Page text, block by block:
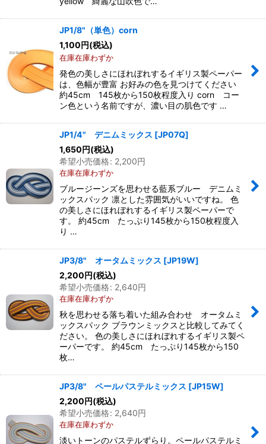
JP1/8"（単色）corn
1,100円(税込)
在庫在庫わずか
発色の美しさにほれぼれするイギリス製ペーパー
は、色幅が豊富 お好みの色を見つけてください
約45cm 145枚から150枚程度入り corn コー
ン色という名前ですが、濃い目の肌色です …
JP1/4" デニムミックス [JP07Q]
1,650円(税込)
希望小売価格: 2,200円
在庫在庫わずか
ブルージーンズを思わせる藍系ブルー デニムミ
ックスパック 凛とした雰囲気がいいですね。 色
の美しさにほれぼれするイギリス製ペーパーで
す。 約45cm たっぷり145枚から150枚程度入
り …
JP3/8" オータムミックス [JP19W]
2,200円(税込)
希望小売価格: 2,640円
在庫在庫わずか
秋を思わせる落ち着いた組み合わせ オータムミ
ックスパック ブラウンミックスと比較してみてく
ださい。 色の美しさにほれぼれするイギリス製ペ
ーパーです。 約45cm たっぷり145枚から150
枚…
JP3/8" ペールパステルミックス [JP15W]
2,200円(税込)
希望小売価格: 2,640円
在庫在庫わずか
淡いトーンのパステルずらり。ペールパステルミ